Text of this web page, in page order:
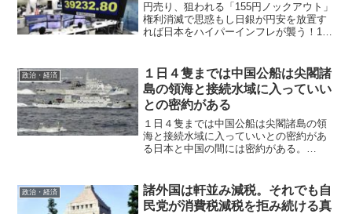
円売り、狙われる「155円ノックアウト」
権利消滅で思惑もし日銀が円安を放置す
れば日本をハイパーインフレが襲う！15
銭近辺と約34年ぶりの安値をさらに更新
した...
政治・経済
１日４隻までは中国公船は尖閣諸
島の領海と接続水域に入っていい
との密約がある
１日４隻までは中国公船は尖閣諸島の領
海と接続水域に入っていいとの密約があ
る日本と中国の間には密約がある。
中国公船は尖閣諸島の領海と接続水域に
入っていいとの密約...
政治・経済
諸外国は軒並み減税。それでも自
民党が消費税減税を拒み続ける真